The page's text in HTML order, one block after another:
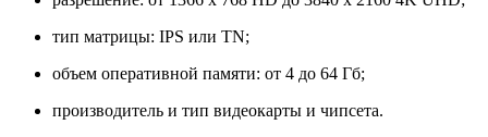
тип матрицы: IPS или TN;
объем оперативной памяти: от 4 до 64 Гб;
производитель и тип видеокарты и чипсета.